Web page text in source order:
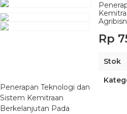
Rp
Stok
Penerapan Teknologi dan
Sistem Kemitraan
Berkelanjutan Pada